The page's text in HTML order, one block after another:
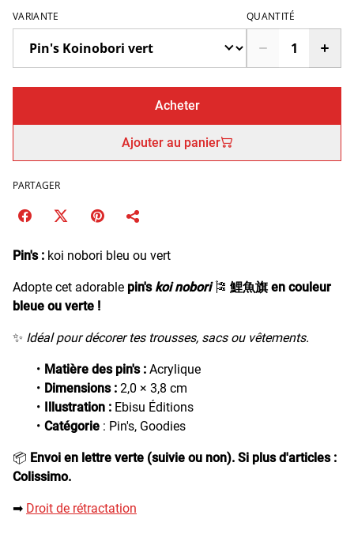
VARIANTE QUANTITÉ
Acheter
Ajouter au panier
PARTAGER
Pin's : koi nobori bleu ou vert
Adopte cet adorable pin's koi nobori🎏 鯉魚旗 en couleur
bleue ou verte !
✨ Idéal pour décorer tes trousses, sacs ou vêtements.
Matière des pin's : Acrylique
Dimensions : 2,0 × 3,8 cm
Illustration : Ebisu Éditions
Catégorie : Pin's, Goodies
📦 Envoi en lettre verte (suivie ou non). Si plus d'articles :
Colissimo.
➡︎ Droit de rétractation